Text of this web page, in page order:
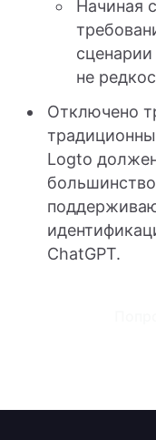
Начиная
не
Отключено
Logto
ChatGPT.